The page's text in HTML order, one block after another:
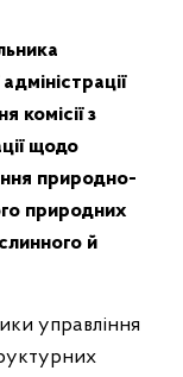
комісії з
щодо
природно-
природних
й
управління